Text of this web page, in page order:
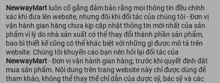
NewwayMart luôn cố gắng đảm bảo rằng mọi thông tin đều chính
xác khi đưa lên website, nhưng đôi khi đối tác của chúng tôi - Đơn vị
vận hành gian hàng chưa kịp cập nhật thông tin mới nhất của sản
phẩm vì lý do nhà sản xuất có thể thay đổi thành phần sản phẩm,
bao bì thiết kế cũng có thể khác biệt với những gì được mô tả trên
website. Chúng tôi khuyến cáo bạn nên hỏi lại đối tác của
NewwayMart- Đơn vị vận hành gian hàng, trước khi quyết định đặt
mua sản phẩm. Nội dung trên trang website này chỉ được dùng để
tham khảo, không thể thay thế chỉ dẫn của dược sỹ, bác sỹ và các